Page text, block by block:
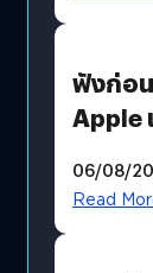
ฟังก่อ
Apple
06/08/
Read